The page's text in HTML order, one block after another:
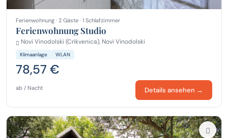
Ferienwohnung · 2 Gäste · 1 Schlafzimmer
Ferienwohnung Studio
Novi Vinodolski (Crikvenica), Novi Vinodolski
Klimaanlage WLAN
78,57 €
ab / Nacht Details ansehen →